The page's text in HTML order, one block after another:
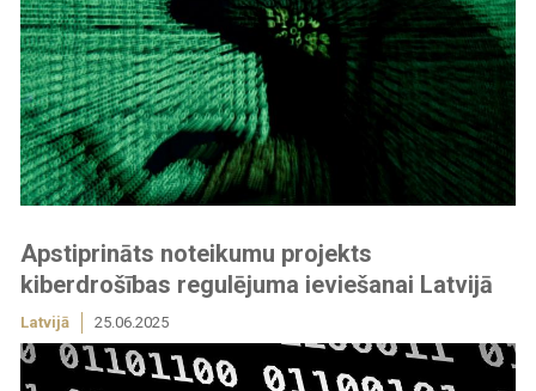
Apstiprināts noteikumu projekts
kiberdrošības regulējuma ieviešanai Latvijā
Latvijā 25.06.2025